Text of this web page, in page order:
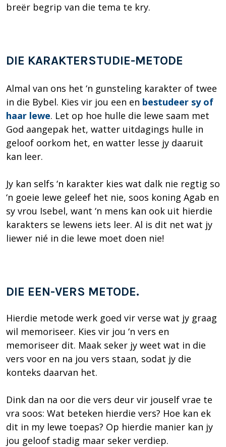
breër begrip van die tema te kry.
DIE KARAKTERSTUDIE-METODE
Almal van ons het ‘n gunsteling karakter of twee
in die Bybel. Kies vir jou een en bestudeer sy of
haar lewe. Let op hoe hulle die lewe saam met
God aangepak het, watter uitdagings hulle in
geloof oorkom het, en watter lesse jy daaruit
kan leer.
Jy kan selfs ‘n karakter kies wat dalk nie regtig so
‘n goeie lewe geleef het nie, soos koning Agab en
sy vrou Isebel, want ‘n mens kan ook uit hierdie
karakters se lewens iets leer. Al is dit net wat jy
liewer nié in die lewe moet doen nie!
DIE EEN-VERS METODE.
Hierdie metode werk goed vir verse wat jy graag
wil memoriseer. Kies vir jou ‘n vers en
memoriseer dit. Maak seker jy weet wat in die
vers voor en na jou vers staan, sodat jy die
konteks daarvan het.
Dink dan na oor die vers deur vir jouself vrae te
vra soos: Wat beteken hierdie vers? Hoe kan ek
dit in my lewe toepas? Op hierdie manier kan jy
jou geloof stadig maar seker verdiep.